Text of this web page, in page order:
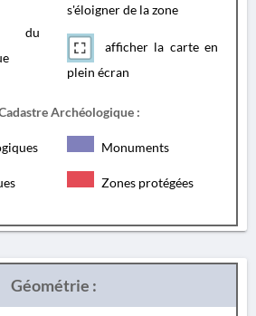
du
s'éloigner de la zone
afficher la carte en
plein écran
Archéologique :
Monuments
Zones protégées
Géométrie :